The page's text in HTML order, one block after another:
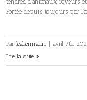
Portée depuis toujours par
Par leahermann avril 7th,
Lire la suite